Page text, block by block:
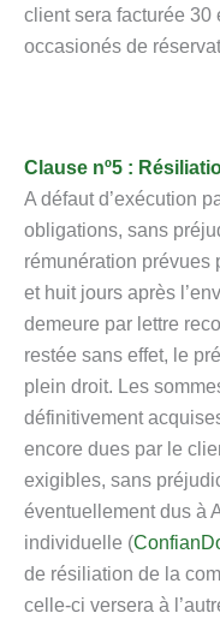
client sera facturée 30
occasionés de
Clause nº5 :
A défaut d’exécution
obligations, sans
rémunération prévues
et huit jours après
demeure par lettre
restée sans effet, le
plein droit. Les
définitivement
encore dues par le
exigibles, sans
éventuellement dus à
individuelle (
de résiliation de la
celle-ci versera à